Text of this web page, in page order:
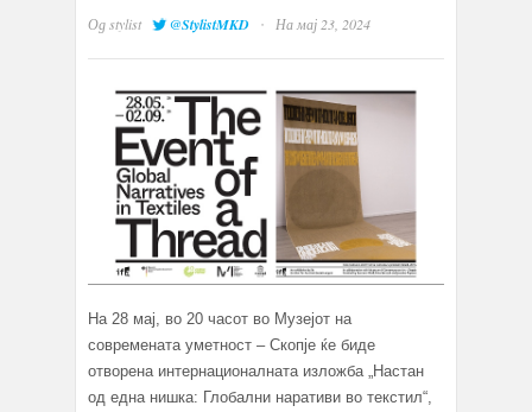
Одstylist @StylistMKD · На мај 23, 2024
На 28 мај, во 20 часот во Музејот на
современата уметност – Скопје ќе биде
отворена интернационалната изложба „Настан
од една нишка: Глобални наративи во текстил“,